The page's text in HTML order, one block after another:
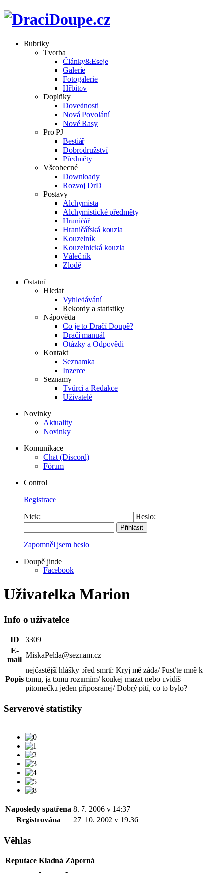
Rubriky
Tvorba
Články&Eseje
Galerie
Fotogalerie
Hřbitov
Doplňky
Dovednosti
Nová Povolání
Nové Rasy
Pro PJ
Bestiář
Dobrodružství
Předměty
Všeobecné
Downloady
Rozvoj DrD
Postavy
Alchymista
Alchymistické předměty
Hraničář
Hraničářská kouzla
Kouzelník
Kouzelnická kouzla
Válečník
Zloděj
Ostatní
Hledat
Vyhledávání
Rekordy a statistiky
Nápověda
Co je to Dračí Doupě?
Dračí manuál
Otázky a Odpovědi
Kontakt
Seznamka
Inzerce
Seznamy
Tvůrci a Redakce
Uživatelé
Novinky
Aktuality
Novinky
Komunikace
Chat (Discord)
Fórum
Control
Registrace
Nick: Heslo:
Zapomněl jsem heslo
Doupě jinde
Facebook
Uživatelka Marion
Info o uživatelce
ID
3309
E-
mail
MiskaPelda@seznam.cz
Popis
nejčastější hlášky před smrtí: Kryj mě záda/ Pusťte mně k
tomu, ja tomu rozumím/ koukej mazat nebo uvidíš
pitomečku jeden připosranej/ Dobrý pití, co to bylo?
Serverové statistiky
Naposledy spatřena 8. 7. 2006 v 14:37
Registrována
27. 10. 2002 v 19:36
Věhlas
Reputace Kladná Záporná
-
-